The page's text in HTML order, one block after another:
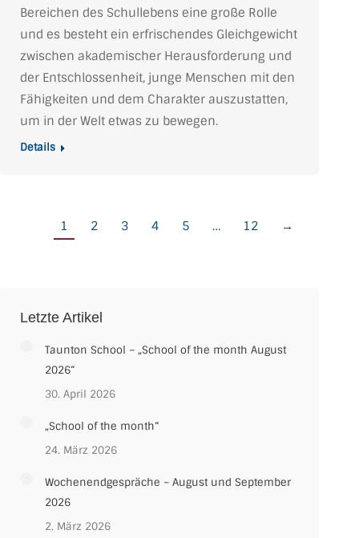
Bereichen des Schullebens eine große Rolle
und es besteht ein erfrischendes Gleichgewicht
zwischen akademischer Herausforderung und
der Entschlossenheit, junge Menschen mit den
Fähigkeiten und dem Charakter auszustatten,
um in der Welt etwas zu bewegen.
Details
1 2 3 4 5 … 12 →
Letzte Artikel
Taunton School – „School of the month August
2026“
30. April 2026
„School of the month“
24. März 2026
Wochenendgespräche – August und September
2026
2. März 2026